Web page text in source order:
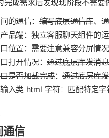
完成需求后发现现阶段不需要
的通信： 编写底层通信库、
品端：独立客服聊天组件的
位置：需要注意兼容分屏情况
打开情况： 通过底层库发消息
是否加载完成： 通过底层库
入类 html 字符：匹配特定
通信